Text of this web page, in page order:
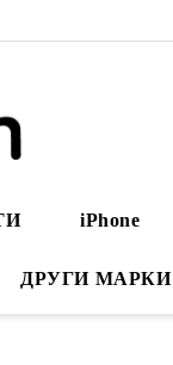
iPhone
ДРУГИ МАРКИ